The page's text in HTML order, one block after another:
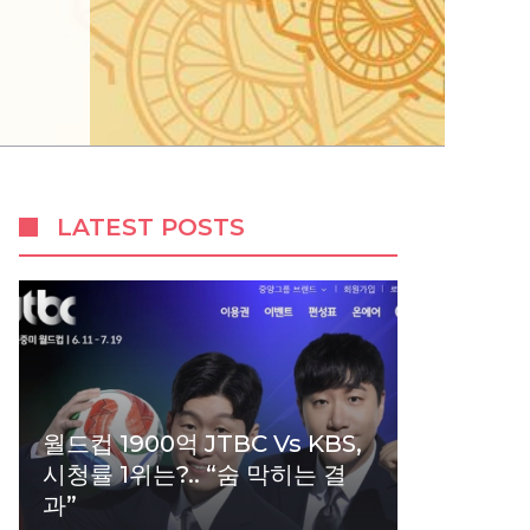
LATEST POSTS
월드컵 1900억 JTBC Vs KBS,
시청률 1위는?.. “숨 막히는 결
과”